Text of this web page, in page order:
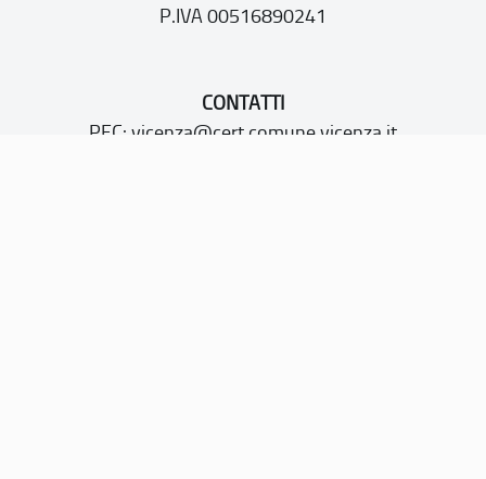
P.IVA 00516890241
CONTATTI
PEC: vicenza@cert.comune.vicenza.it